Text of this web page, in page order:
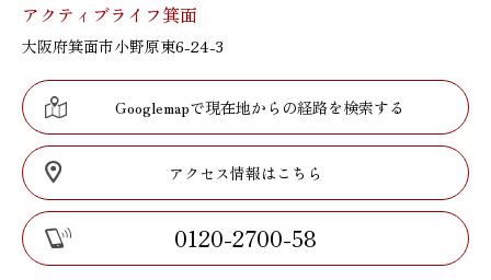
アクティブライフ箕面
大阪府箕面市小野原東6-24-3
Googlemapで現在地からの経路を検索する
アクセス情報はこちら
0120-2700-58